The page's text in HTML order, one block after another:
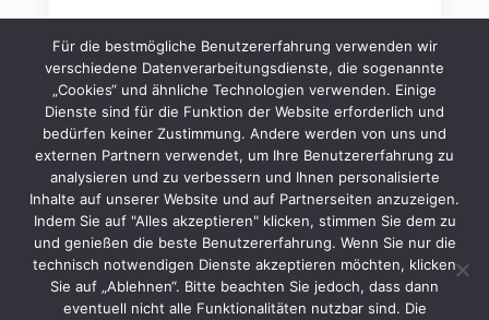
Batteriegesetz Impressum
Für die bestmögliche Benutzererfahrung verwenden wir
verschiedene Datenverarbeitungsdienste, die sogenannte
„Cookies“ und ähnliche Technologien verwenden. Einige
Dienste sind für die Funktion der Website erforderlich und
bedürfen keiner Zustimmung. Andere werden von uns und
externen Partnern verwendet, um Ihre Benutzererfahrung zu
analysieren und zu verbessern und Ihnen personalisierte
Inhalte auf unserer Website und auf Partnerseiten anzuzeigen.
Indem Sie auf "Alles akzeptieren" klicken, stimmen Sie dem zu
und genießen die beste Benutzererfahrung. Wenn Sie nur die
technisch notwendigen Dienste akzeptieren möchten, klicken
Sie auf „Ablehnen“. Bitte beachten Sie jedoch, dass dann
eventuell nicht alle Funktionalitäten nutzbar sind. Die